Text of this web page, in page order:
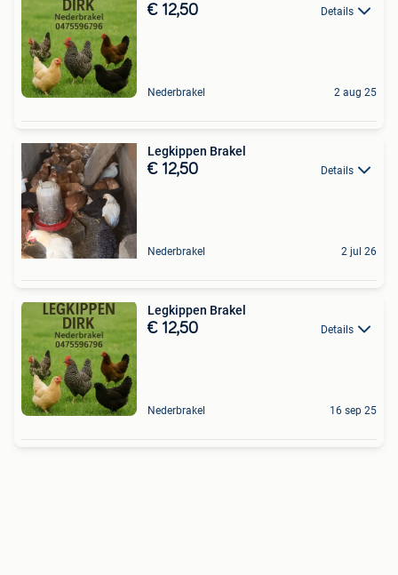
€ 12,50 Details
Nederbrakel 2 aug 25
Legkippen Brakel
€ 12,50 Details
Nederbrakel 2 jul 26
Legkippen Brakel
€ 12,50 Details
Nederbrakel 16 sep 25